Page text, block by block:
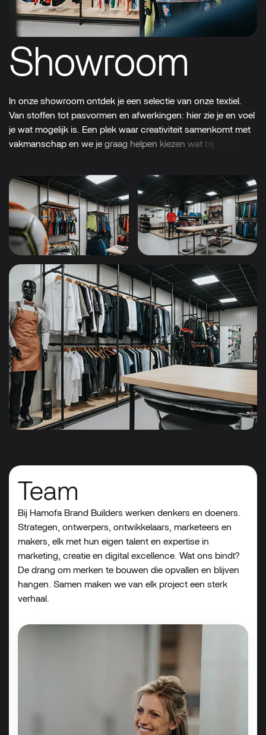
Showroom
In onze showroom ontdek je een selectie van onze textiel.
Van stoffen tot pasvormen en afwerkingen: hier zie je en voel
je wat mogelijk is. Een plek waar creativiteit samenkomt met
vakmanschap en we je graag helpen kiezen wat bij
Team
Bij Hamofa Brand Builders werken denkers en doeners.
Strategen, ontwerpers, ontwikkelaars, marketeers en
makers, elk met hun eigen talent en expertise in
marketing, creatie en digital excellence. Wat ons bindt?
De drang om merken te bouwen die opvallen en blijven
hangen. Samen maken we van elk project een sterk
verhaal.